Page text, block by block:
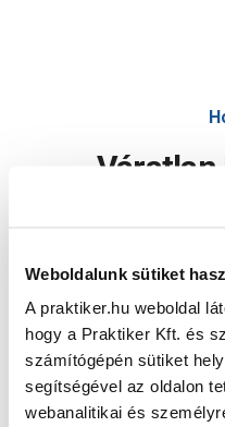
Weboldalunk sütiket
A praktiker.hu weboldal
hogy a Praktiker Kft. és
számítógépén sütiket
segítségével az oldalon
webanalitikai és